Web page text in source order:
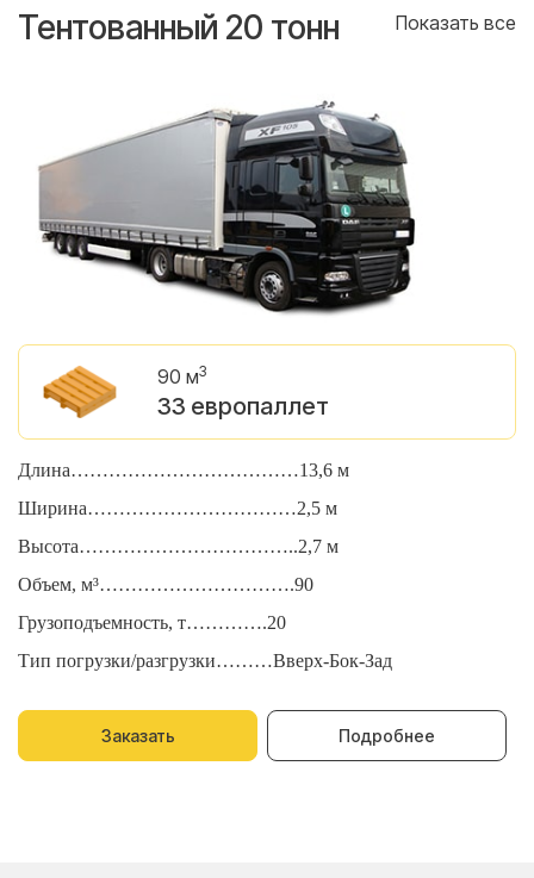
Тентованный 20 тонн Показать все
90 м3
33 европаллет
Длина………………………………13,6 м
Ширина……………………………2,5 м
Высота……………………………..2,7 м
Объем, м³………………………….90
Грузоподъемность, т………….20
Тип погрузки/разгрузки………Вверх-Бок-Зад
Заказать Подробнее